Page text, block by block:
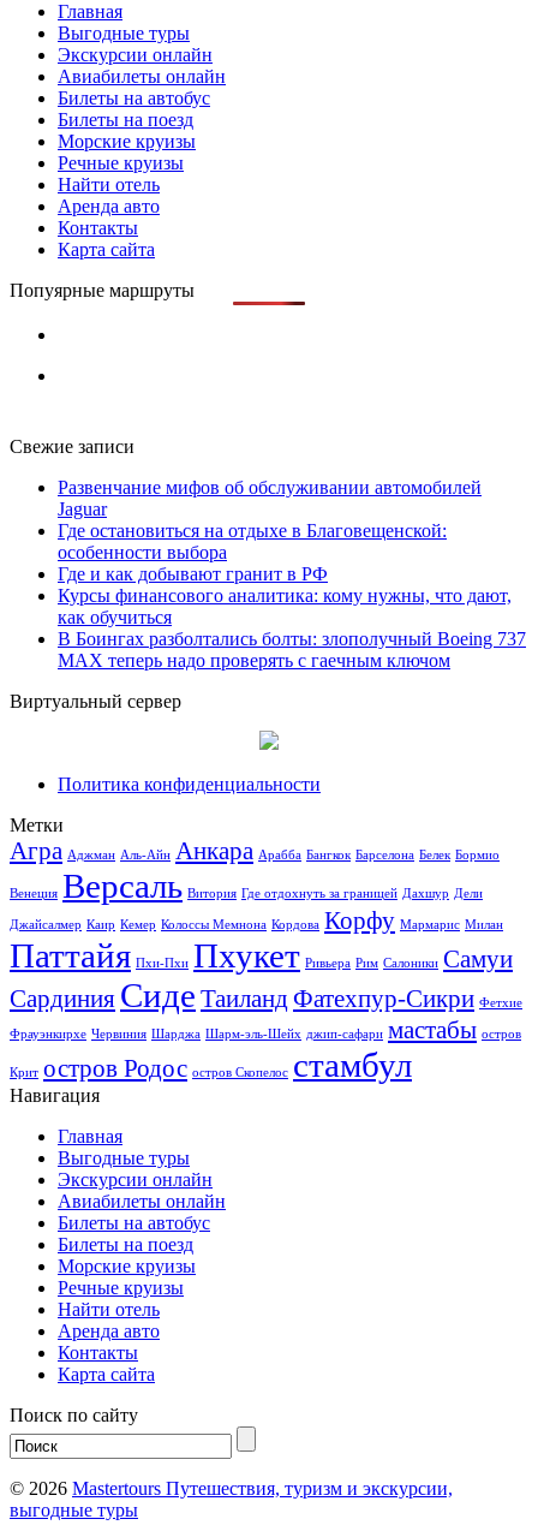
Главная
Выгодные туры
Экскурсии онлайн
Авиабилеты онлайн
Билеты на автобус
Билеты на поезд
Морские круизы
Речные круизы
Найти отель
Аренда авто
Контакты
Карта сайта
Попуярные маршруты
Свежие записи
Развенчание мифов об обслуживании автомобилей
Jaguar
Где остановиться на отдыхе в Благовещенской:
особенности выбора
Где и как добывают гранит в РФ
Курсы финансового аналитика: кому нужны, что дают,
как обучиться
В Боингах разболтались болты: злополучный Boeing 737
MAX теперь надо проверять с гаечным ключом
Виртуальный сервер
Политика конфиденциальности
Метки
Агра Аджман Аль-Айн Анкара Арабба Бангкок Барселона Белек Бормио
Венеция Версаль Витория Где отдохнуть за границей Дахшур Дели
Джайсалмер Каир Кемер Колоссы Мемнона Кордова Корфу Мармарис Милан
Паттайя Пхи-Пхи Пхукет Ривьера Рим Салоники Самуи
Сардиния Сиде ТаиландФатехпур-Сикри Фетхие
Фрауэнкирхе Червиния Шарджа Шарм-эль-Шейх джип-сафари мастабы остров
Крит остров Родос остров Скопелос стамбул
Навигация
Главная
Выгодные туры
Экскурсии онлайн
Авиабилеты онлайн
Билеты на автобус
Билеты на поезд
Морские круизы
Речные круизы
Найти отель
Аренда авто
Контакты
Карта сайта
Поиск по сайту
© 2026 Mastertours Путешествия, туризм и экскурсии,
выгодные туры